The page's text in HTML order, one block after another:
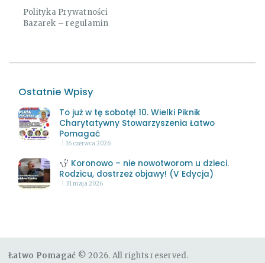
Polityka Prywatności
Bazarek – regulamin
Ostatnie Wpisy
To już w tę sobotę! 10. Wielki Piknik
Charytatywny Stowarzyszenia Łatwo
Pomagać
16 czerwca 2026
Koronowo – nie nowotworom u dzieci.
Rodzicu, dostrzeż objawy! (V Edycja)
31 maja 2026
Łatwo Pomagać © 2026. All rights reserved.